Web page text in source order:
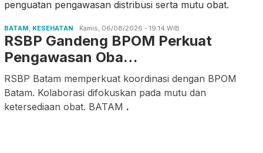
BATAM KESEHATAN Kamis, 06/08/2026 - 19:14 WIB
RSBP Gandeng BPOM Perkuat
Pengawasan Oba…
RSBP Batam memperkuat koordinasi dengan BPOM
Batam. Kolaborasi difokuskan pada mutu dan
ketersediaan obat. BATAM .